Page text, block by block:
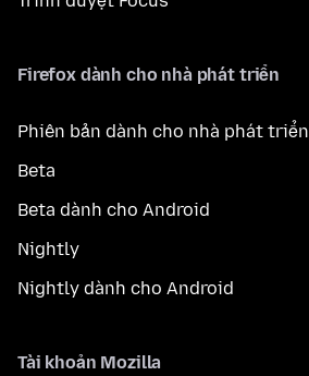
Firefox dành cho nhà phát triển
Phiên bản dành cho nhà phát triển
Beta
Beta dành cho Android
Nightly
Nightly dành cho Android
Tài khoản Mozilla